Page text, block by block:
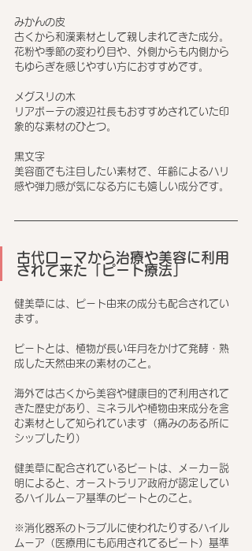
みかんの皮
古くから和漢素材として親しまれてきた成分。
花粉や季節の変わり目や、外側からも内側から
もゆらぎを感じやすい方におすすめです。
メグスリの木
リアボーテの渡辺社長もおすすめされていた印
象的な素材のひとつ。
黒文字
美容面でも注目したい素材で、年齢によるハリ
感や弾力感が気になる方にも嬉しい成分です。
古代ローマから治療や美容に利用
されて来た「ピート療法」
健美草には、ピート由来の成分も配合されてい
ます。
ピートとは、植物が長い年月をかけて発酵・熟
成した天然由来の素材のこと。
海外では古くから美容や健康目的で利用されて
きた歴史があり、ミネラルや植物由来成分を含
む素材として知られています（痛みのある所に
シップしたり）
健美草に配合されているピートは、メーカー説
明によると、オーストラリア政府が認定してい
るハイルムーア基準のピートとのこと。
※消化器系のトラブルに使われたりするハイル
ムーア（医療用にも応用されてるピート）基準